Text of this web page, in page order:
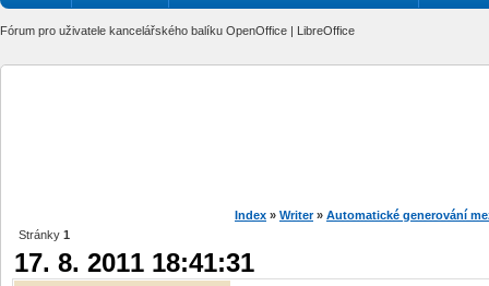
Fórum pro uživatele kancelářského balíku OpenOffice | LibreOffice
Index » Writer » Automatické generování
Stránky 1
17. 8. 2011 18:41:31